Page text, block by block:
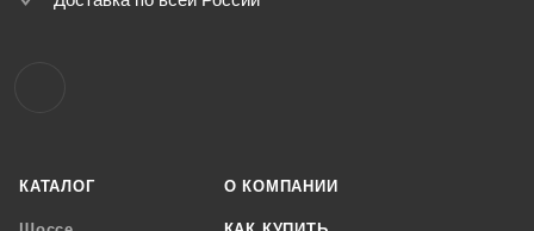
КАТАЛОГ О КОМПАНИИ